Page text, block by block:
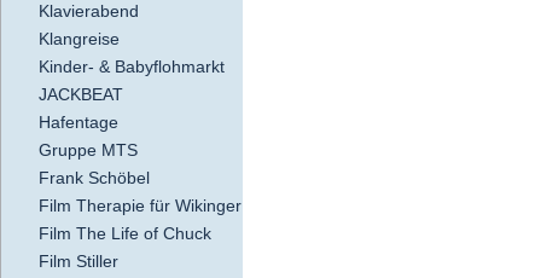
Klavierabend
Klangreise
Kinder- & Babyflohmarkt
JACKBEAT
Hafentage
Gruppe MTS
Frank Schöbel
Film Therapie für Wikinger
Film The Life of Chuck
Film Stiller